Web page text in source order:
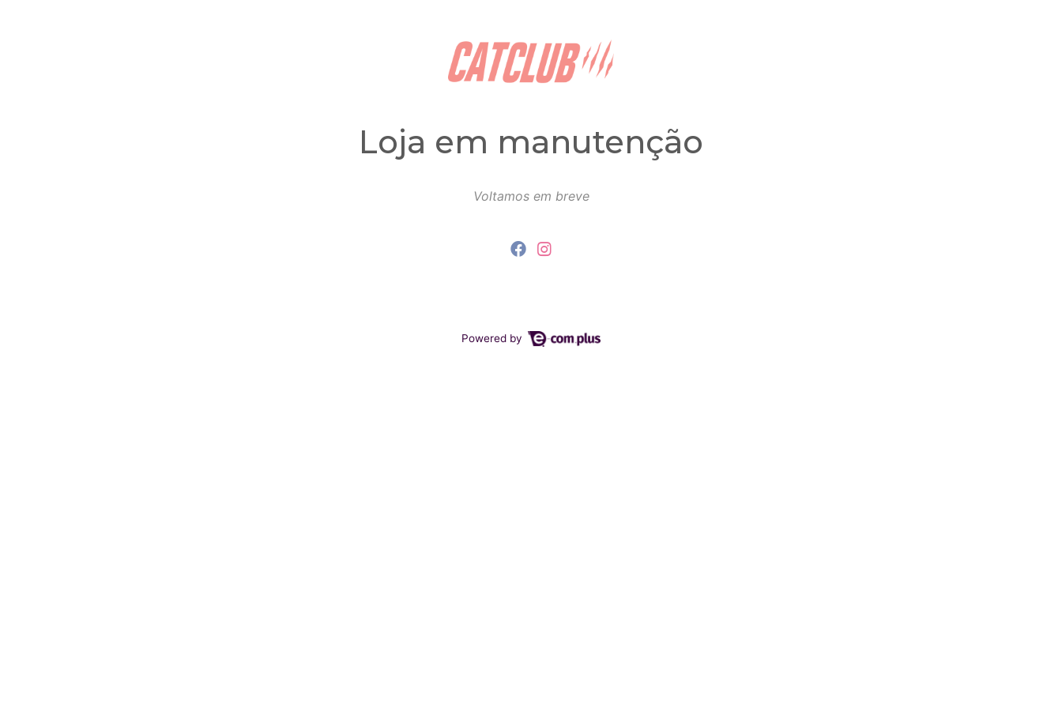
Loja em manutenção
Voltamos em breve
Powered by